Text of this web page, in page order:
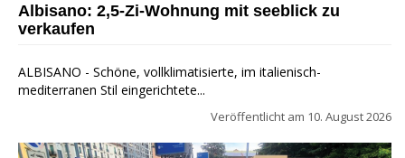
Albisano: 2,5-Zi-Wohnung mit seeblick zu
verkaufen
ALBISANO - Schöne, vollklimatisierte, im italienisch-
mediterranen Stil eingerichtete...
Veröffentlicht am 10. August 2026